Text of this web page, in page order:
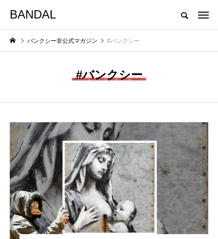
バンクシー非公式マガジン
バンクシーって誰？ バンクシーニューヨーク
NEW POST カテゴリー毎の最新記事
バンクシー作品解説
バンクシー最新作『M
+C／愛の宣教者会』
意味は授乳の聖母？
BANDAL
2024.12.17
バンクシーって誰？
【偽物バンクシー】偽
造工房を摘発、詐欺容
疑・知的財産権侵害の
疑いで4人逮捕
2024.03.09
BANDAL
バンクシー非公式マガジン #バンクシー
#バンクシー